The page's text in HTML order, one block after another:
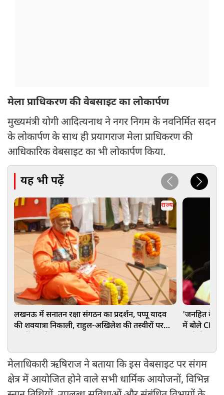
मेला प्राधिकरण की वेबसाइट का लोकार्पण
मुख्यमंत्री योगी आदित्यनाथ ने नगर निगम के नवनिर्मित सदन
के लोकार्पण के साथ ही प्रयागराज मेला प्राधिकरण की
आधिकारिक वेबसाइट का भी लोकार्पण किया.
यह भी पढ़ें
राज्य
लखनऊ में सनातन रक्षा संगठन का प्रदर्शन, पप्पू यादव
की शवयात्रा निकाली, राहुल-अखिलेश की तस्वीरों पर
'जनहित के
में बोले CM
मेलाधिकारी ऋषिराज ने बताया कि इस वेबसाइट पर संगम
क्षेत्र में आयोजित होने वाले सभी धार्मिक आयोजनों, विभिन्न